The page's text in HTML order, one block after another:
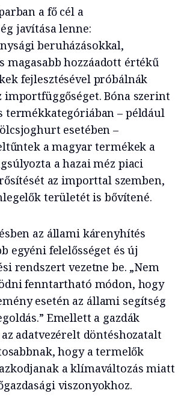
a fő cél a
javítása lenne:
beruházásokkal,
magasabb hozzáadott értékű
fejlesztésével próbálnák
importfüggőséget. Bóna szerint
termékkategóriában – például
esetében –
a magyar termékek a
a hazai méz piaci
az importtal szemben,
területét is bővítené.
az állami kárenyhítés
egyéni felelősséget és új
rendszert vezetne be. „Nem
fenntartható módon, hogy
esetén az állami segítség
Emellett a gazdák
adatvezérelt döntéshozatalt
hogy a termelők
a klímaváltozás miatt
viszonyokhoz.